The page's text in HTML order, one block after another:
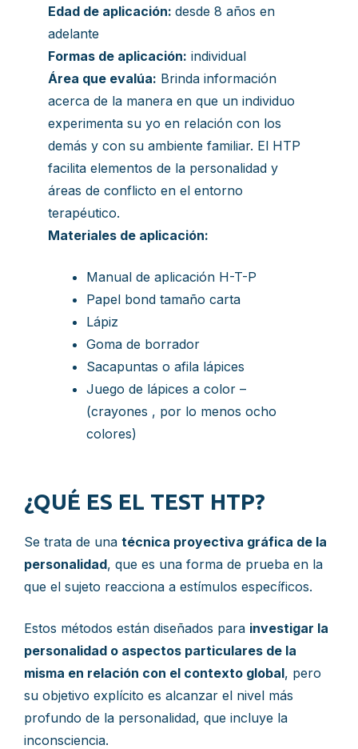
Edad de aplicación: desde 8 años en
adelante
Formas de aplicación: individual
Área que evalúa: Brinda información
acerca de la manera en que un individuo
experimenta su yo en relación con los
demás y con su ambiente familiar. El HTP
facilita elementos de la personalidad y
áreas de conflicto en el entorno
terapéutico.
Materiales de aplicación:
Manual de aplicación H-T-P
Papel bond tamaño carta
Lápiz
Goma de borrador
Sacapuntas o afila lápices
Juego de lápices a color –
(crayones , por lo menos ocho
colores)
¿QUÉ ES EL TEST HTP?
Se trata de una técnica proyectiva gráfica de la
personalidad, que es una forma de prueba en la
que el sujeto reacciona a estímulos específicos.
Estos métodos están diseñados para investigar la
personalidad o aspectos particulares de la
misma en relación con el contexto global, pero
su objetivo explícito es alcanzar el nivel más
profundo de la personalidad, que incluye la
inconsciencia.